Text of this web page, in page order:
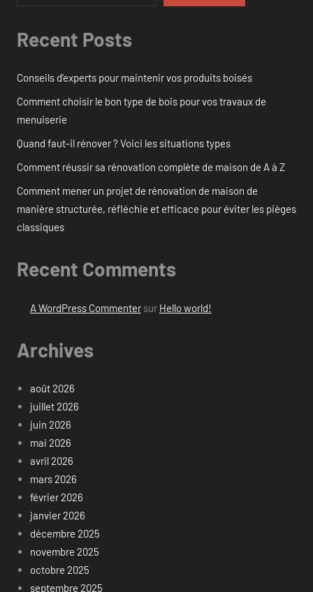
Recent Posts
Conseils d’experts pour maintenir vos produits boisés
Comment choisir le bon type de bois pour vos travaux de
menuiserie
Quand faut-il rénover ? Voici les situations types
Comment réussir sa rénovation complète de maison de A à Z
Comment mener un projet de rénovation de maison de
manière structurée, réfléchie et efficace pour éviter les pièges
classiques
Recent Comments
A WordPress Commentersur Hello world!
Archives
août 2026
juillet 2026
juin 2026
mai 2026
avril 2026
mars 2026
février 2026
janvier 2026
décembre 2025
novembre 2025
octobre 2025
septembre 2025